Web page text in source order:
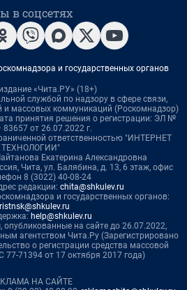
в соцсетях
и государственных органов
«Чита.РУ» (18+)
службой по надзору в сфере связи,
и массовых коммуникаций (Роскомнадзор)
принятия решения о регистрации: ЭЛ №
от 26.07.2022 г.
ответственностью "ИНТЕРНЕТ
ТЕХНОЛОГИИ"
Екатерина Александровна
Чита, ул. Балябина, д. 13, 6 этаж, офис
8 (3022) 40-08-24
редакции: chita@shkulev.ru
и государственных органов:
help@shkulev.ru
на сайте до 26.07.2022,
агентством Чита.Ру (Зарегистрировано
о регистрации средства массовой
71394 от 17 октября 2017 года)
НА САЙТЕ